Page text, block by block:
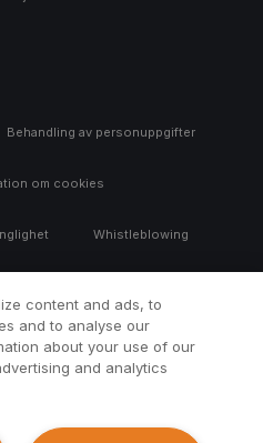
Behandling av personuppgifter
om cookies
Whistleblowing
content and ads, to
and to analyse our
about your use of our
and analytics